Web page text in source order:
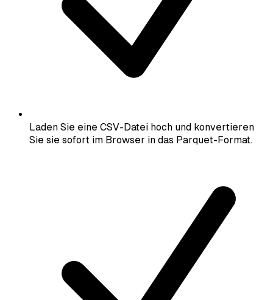
Laden Sie eine CSV-Datei hoch und konvertieren
Sie sie sofort im Browser in das Parquet-Format.